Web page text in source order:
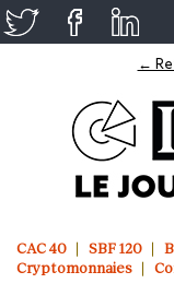
←
CAC 40 SBF 120
Cryptomonnaies